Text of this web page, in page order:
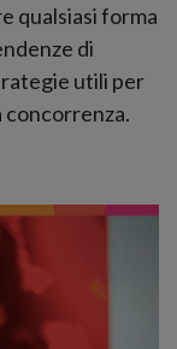
qualsiasi forma
di
utili per
concorrenza.